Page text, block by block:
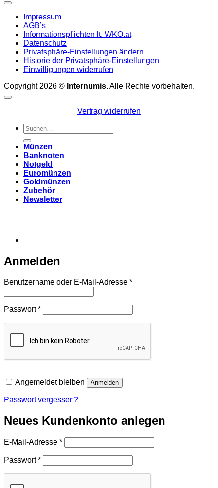
Impressum
AGB’s
Informationspflichten lt. WKO.at
Datenschutz
Privatsphäre-Einstellungen ändern
Historie der Privatsphäre-Einstellungen
Einwilligungen widerrufen
Copyright 2026 © Internumis. Alle Rechte vorbehalten.
Vertrag widerrufen
Suchen
nach:
Münzen
Banknoten
Notgeld
Euromünzen
Goldmünzen
Zubehör
Newsletter
Anmelden
Benutzername oder E-Mail-Adresse *Erforderlich
Passwort*Erforderlich
Angemeldet bleiben Anmelden
Passwort vergessen?
Neues Kundenkonto anlegen
E-Mail-Adresse *Erforderlich
Passwort*Erforderlich